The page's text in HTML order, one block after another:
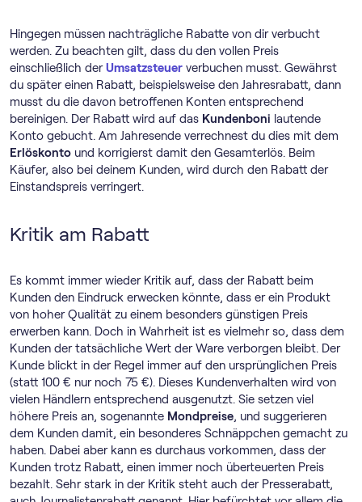
Hingegen müssen nachträgliche Rabatte von dir verbucht
werden. Zu beachten gilt, dass du den vollen Preis
einschließlich derUmsatzsteuer verbuchen musst. Gewährst
du später einen Rabatt, beispielsweise den Jahresrabatt, dann
musst du die davon betroffenen Konten entsprechend
bereinigen. Der Rabatt wird auf das Kundenboni lautende
Konto gebucht. Am Jahresende verrechnest du dies mit dem
Erlöskonto und korrigierst damit den Gesamterlös. Beim
Käufer, also bei deinem Kunden, wird durch den Rabatt der
Einstandspreis verringert.
Kritik am Rabatt
Es kommt immer wieder Kritik auf, dass der Rabatt beim
Kunden den Eindruck erwecken könnte, dass er ein Produkt
von hoher Qualität zu einem besonders günstigen Preis
erwerben kann. Doch in Wahrheit ist es vielmehr so, dass dem
Kunden der tatsächliche Wert der Ware verborgen bleibt. Der
Kunde blickt in der Regel immer auf den ursprünglichen Preis
(statt 100 € nur noch 75 €). Dieses Kundenverhalten wird von
vielen Händlern entsprechend ausgenutzt. Sie setzen viel
höhere Preis an, sogenannte Mondpreise, und suggerieren
dem Kunden damit, ein besonderes Schnäppchen gemacht zu
haben. Dabei aber kann es durchaus vorkommen, dass der
Kunden trotz Rabatt, einen immer noch überteuerten Preis
bezahlt. Sehr stark in der Kritik steht auch der Presserabatt,